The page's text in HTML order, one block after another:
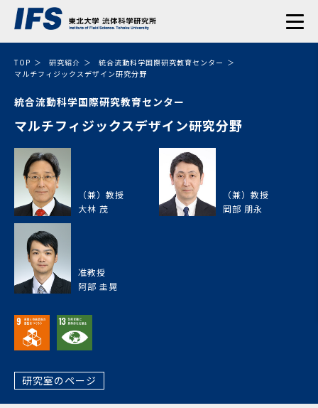
TOP 研究紹介
統合流動科学国際研究教育センター
マルチフィジックスデザイン研究分野
統合流動科学国際研究教育センター
マルチフィジックスデザイン研究分野
（兼）教授
大林 茂
（兼）教授
岡部 朋永
准教授
阿部 圭晃
研究室のページ